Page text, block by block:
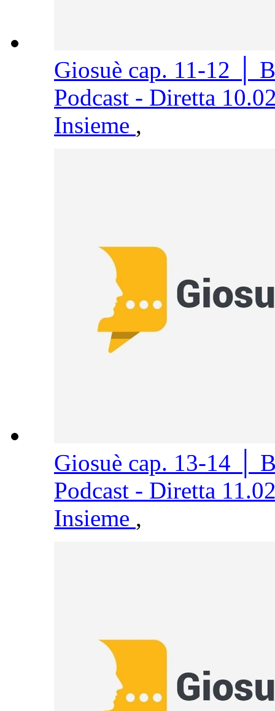
Giosuè cap. 11-12 │
Podcast - Diretta
Insieme ,
Giosuè cap. 13-14 │
Podcast - Diretta
Insieme ,